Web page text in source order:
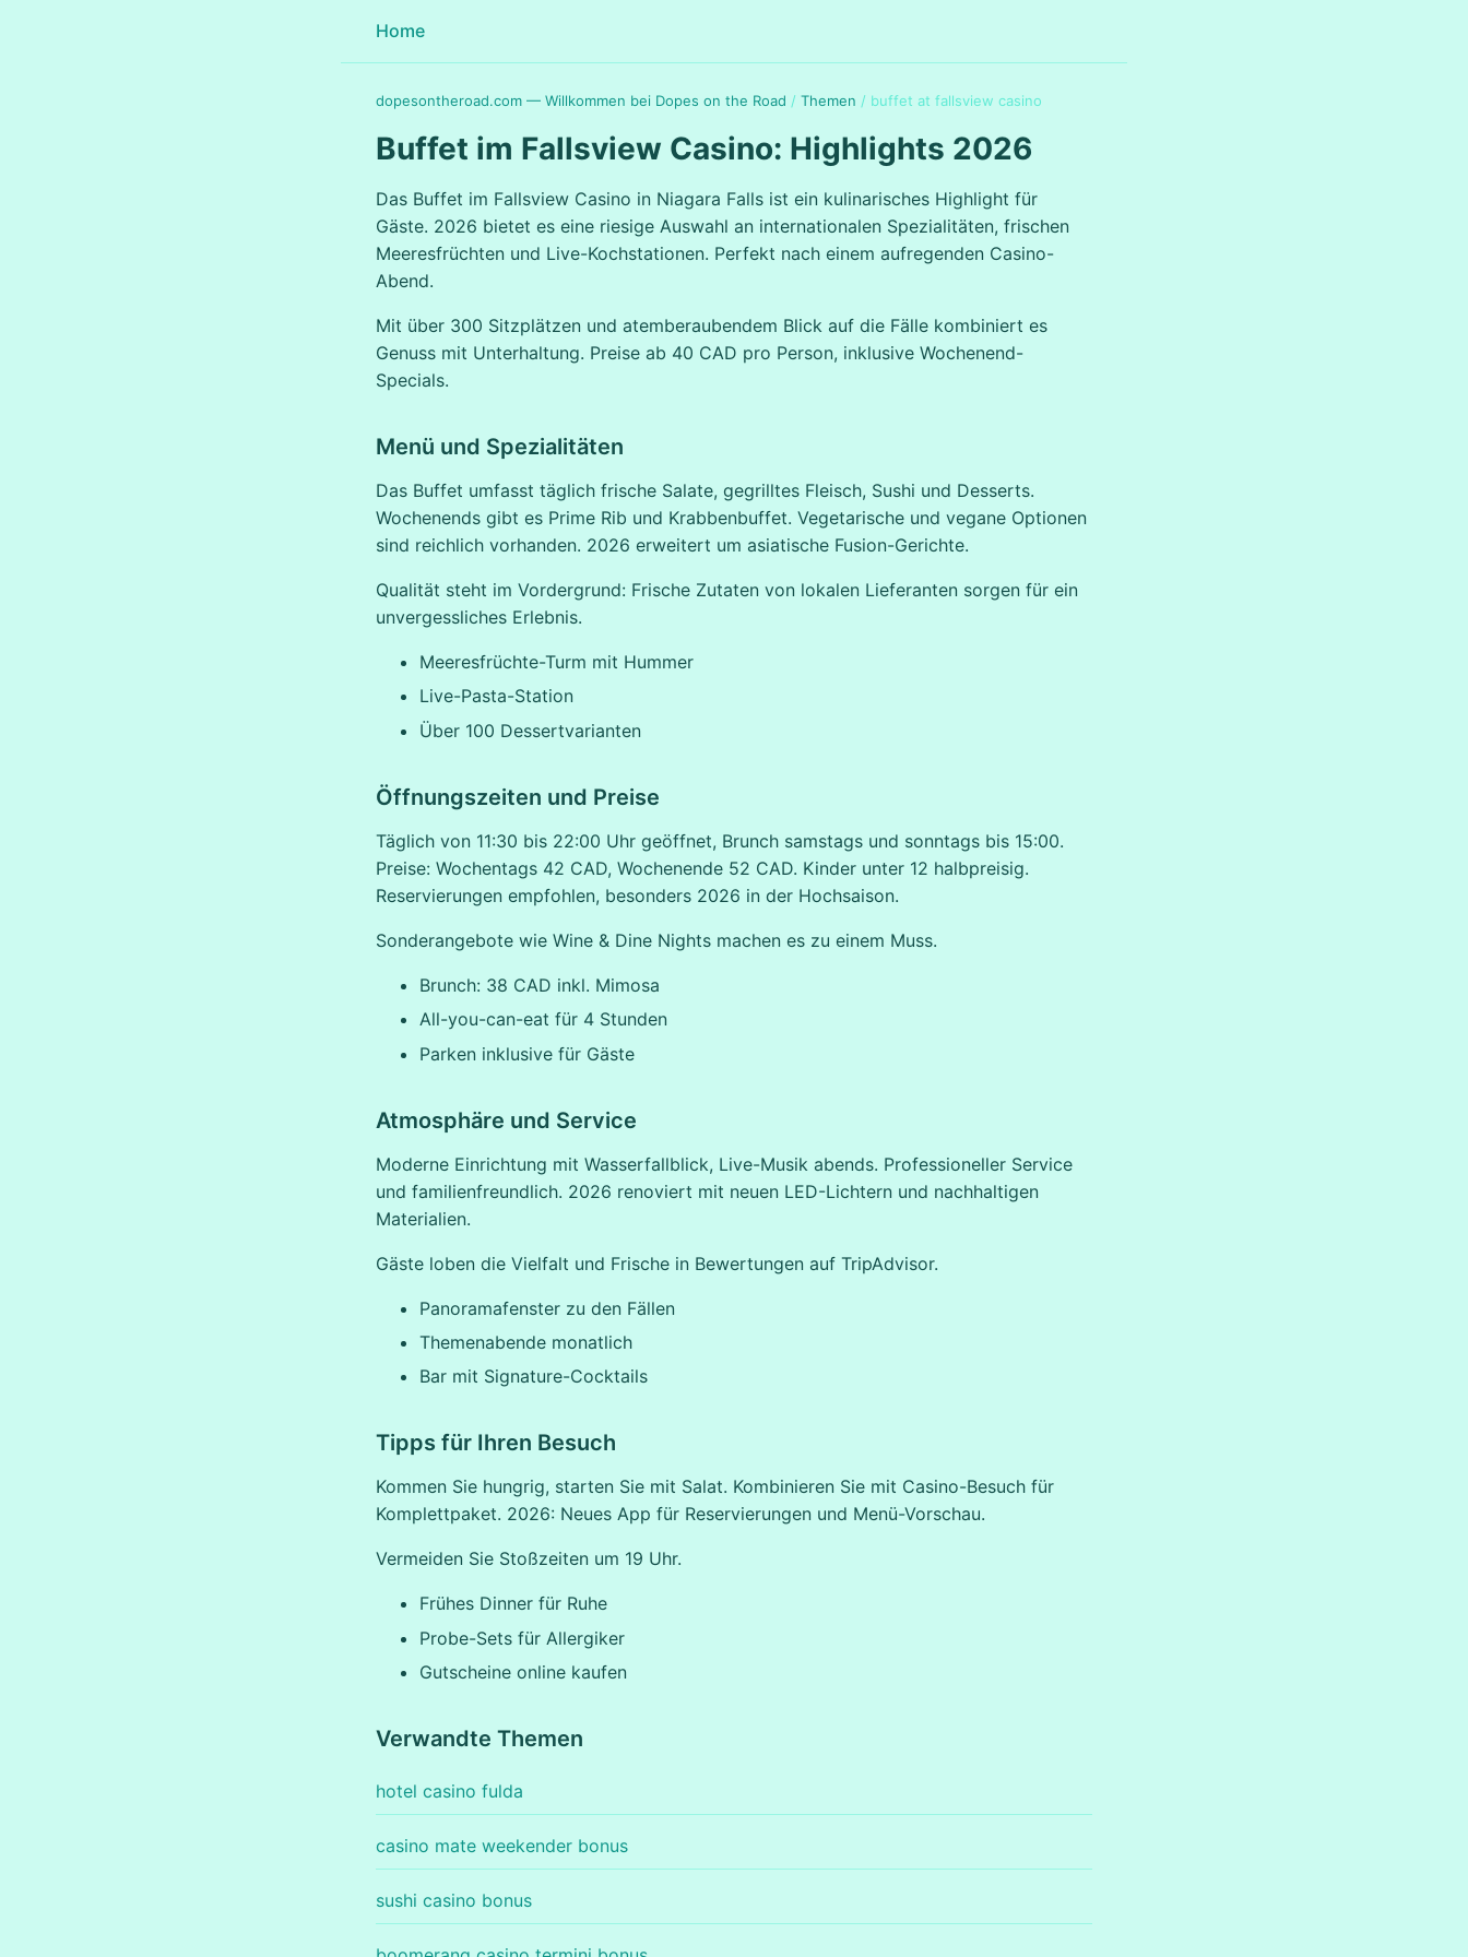
Home
dopesontheroad.com — Willkommen bei Dopes on the Road / Themen / buffet at fallsview casino
Buffet im Fallsview Casino: Highlights 2026
Das Buffet im Fallsview Casino in Niagara Falls ist ein kulinarisches Highlight für
Gäste. 2026 bietet es eine riesige Auswahl an internationalen Spezialitäten, frischen
Meeresfrüchten und Live-Kochstationen. Perfekt nach einem aufregenden Casino-
Abend.
Mit über 300 Sitzplätzen und atemberaubendem Blick auf die Fälle kombiniert es
Genuss mit Unterhaltung. Preise ab 40 CAD pro Person, inklusive Wochenend-
Specials.
Menü und Spezialitäten
Das Buffet umfasst täglich frische Salate, gegrilltes Fleisch, Sushi und Desserts.
Wochenends gibt es Prime Rib und Krabbenbuffet. Vegetarische und vegane Optionen
sind reichlich vorhanden. 2026 erweitert um asiatische Fusion-Gerichte.
Qualität steht im Vordergrund: Frische Zutaten von lokalen Lieferanten sorgen für ein
unvergessliches Erlebnis.
Meeresfrüchte-Turm mit Hummer
Live-Pasta-Station
Über 100 Dessertvarianten
Öffnungszeiten und Preise
Täglich von 11:30 bis 22:00 Uhr geöffnet, Brunch samstags und sonntags bis 15:00.
Preise: Wochentags 42 CAD, Wochenende 52 CAD. Kinder unter 12 halbpreisig.
Reservierungen empfohlen, besonders 2026 in der Hochsaison.
Sonderangebote wie Wine & Dine Nights machen es zu einem Muss.
Brunch: 38 CAD inkl. Mimosa
All-you-can-eat für 4 Stunden
Parken inklusive für Gäste
Atmosphäre und Service
Moderne Einrichtung mit Wasserfallblick, Live-Musik abends. Professioneller Service
und familienfreundlich. 2026 renoviert mit neuen LED-Lichtern und nachhaltigen
Materialien.
Gäste loben die Vielfalt und Frische in Bewertungen auf TripAdvisor.
Panoramafenster zu den Fällen
Themenabende monatlich
Bar mit Signature-Cocktails
Tipps für Ihren Besuch
Kommen Sie hungrig, starten Sie mit Salat. Kombinieren Sie mit Casino-Besuch für
Komplettpaket. 2026: Neues App für Reservierungen und Menü-Vorschau.
Vermeiden Sie Stoßzeiten um 19 Uhr.
Frühes Dinner für Ruhe
Probe-Sets für Allergiker
Gutscheine online kaufen
Verwandte Themen
hotel casino fulda
casino mate weekender bonus
sushi casino bonus